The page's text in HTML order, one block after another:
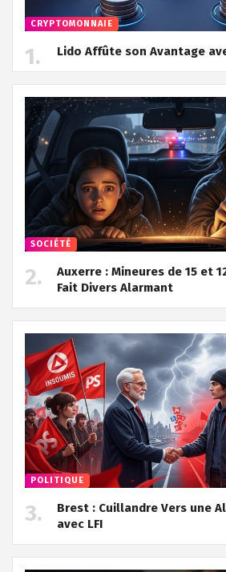
CRYPTOMONNAIE
Lido Affûte son Avantage
SOCIÉTÉ
Auxerre : Mineures de 15 et
Fait Divers Alarmant
POLITIQUE
Brest : Cuillandre Vers une
avec LFI